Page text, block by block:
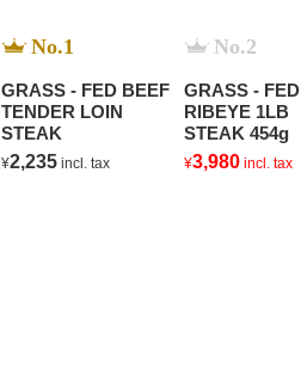
No.1
GRASS - FED BEEF
TENDER LOIN
STEAK
¥2,235 incl. tax
No.2
GRASS - FED
RIBEYE 1LB
STEAK 454g
¥3,980 incl. tax